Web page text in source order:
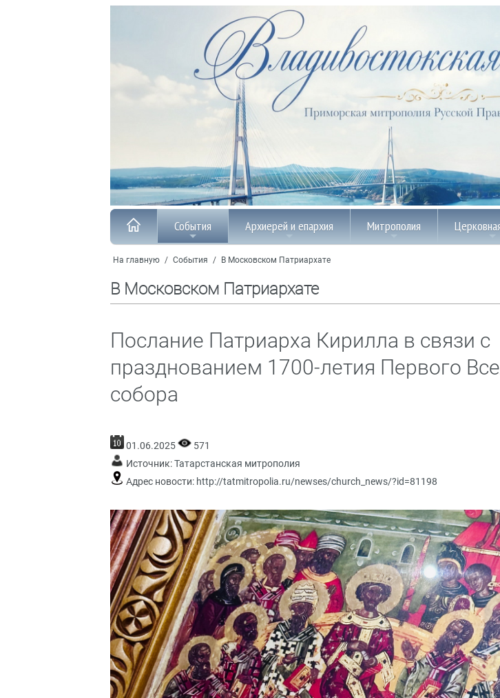
События Архиерей и епархия Митрополия
На главную / События / В Московском Патриархате
В Московском Патриархате
Послание Патриарха Кирилла в связи с
празднованием 1700-летия Первого
собора
01.06.2025
571
Источник:Татарстанская митрополия
Адрес новости: http://tatmitropolia.ru/newses/church_news/?id=81198